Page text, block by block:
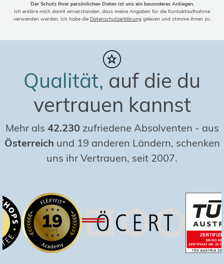
Der Schutz Ihrer persönlichen Daten ist uns ein besonderes Anliegen.
Ich erkläre mich damit einverstanden, dass meine Angaben für die Kontaktaufnahme
verwenden werden. Ich habe die Datenschutzerklärunggelesen und stimme ihnen zu.
Qualität, auf die du
vertrauen kannst
Mehr als 42.230 zufriedene Absolventen - aus
Österreich und 19 anderen Ländern, schenken
uns ihr Vertrauen, seit 2007.